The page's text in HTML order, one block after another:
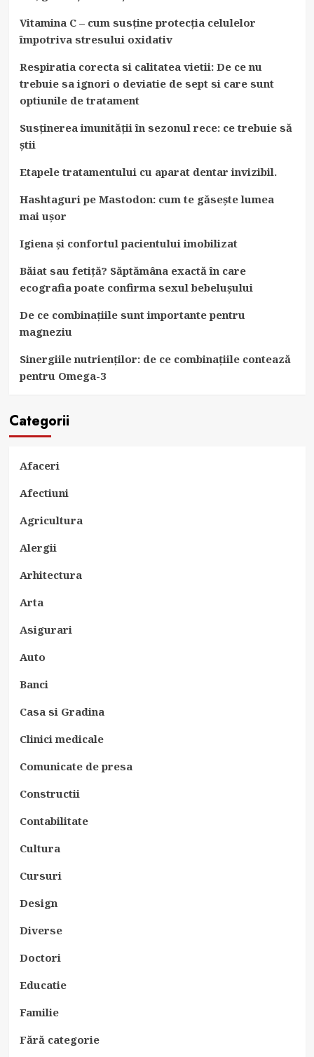
Vitamina C – cum susține protecția celulelor
împotriva stresului oxidativ
Respiratia corecta si calitatea vietii: De ce nu
trebuie sa ignori o deviatie de sept si care sunt
optiunile de tratament
Susținerea imunității în sezonul rece: ce trebuie să
știi
Etapele tratamentului cu aparat dentar invizibil.
Hashtaguri pe Mastodon: cum te găsește lumea
mai ușor
Igiena și confortul pacientului imobilizat
Băiat sau fetiță? Săptămâna exactă în care
ecografia poate confirma sexul bebelușului
De ce combinațiile sunt importante pentru
magneziu
Sinergiile nutrienților: de ce combinațiile contează
pentru Omega-3
Categorii
Afaceri
Afectiuni
Agricultura
Alergii
Arhitectura
Arta
Asigurari
Auto
Banci
Casa si Gradina
Clinici medicale
Comunicate de presa
Constructii
Contabilitate
Cultura
Cursuri
Design
Diverse
Doctori
Educatie
Familie
Fără categorie